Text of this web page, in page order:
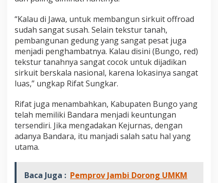
“Kalau di Jawa, untuk membangun sirkuit offroad
sudah sangat susah. Selain tekstur tanah,
pembangunan gedung yang sangat pesat juga
menjadi penghambatnya. Kalau disini (Bungo, red)
tekstur tanahnya sangat cocok untuk dijadikan
sirkuit berskala nasional, karena lokasinya sangat
luas,” ungkap Rifat Sungkar.
Rifat juga menambahkan, Kabupaten Bungo yang
telah memiliki Bandara menjadi keuntungan
tersendiri. Jika mengadakan Kejurnas, dengan
adanya Bandara, itu manjadi salah satu hal yang
utama.
Baca Juga : Pemprov Jambi Dorong UMKM